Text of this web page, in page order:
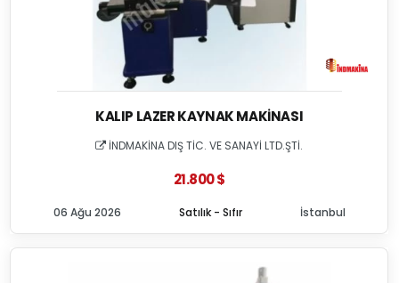
KALIP LAZER KAYNAK MAKINASI
İNDMAKİNA DIŞ TİC. VE SANAYİ LTD.ŞTİ.
21.800 $
Satılık - Sıfır
06 Ağu 2026 İstanbul